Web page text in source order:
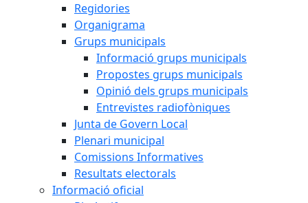
Regidories
Organigrama
Grups municipals
Informació grups municipals
Propostes grups municipals
Opinió dels grups municipals
Entrevistes radiofòniques
Junta de Govern Local
Plenari municipal
Comissions Informatives
Resultats electorals
Informació oficial